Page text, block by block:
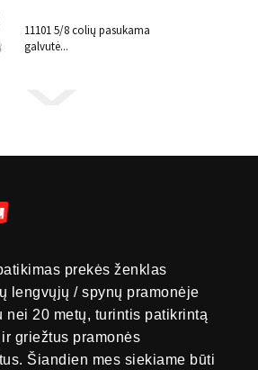
11101 5/8 colių pasukama
galvutė...
prekės ženklas
lengvųjų / spynų pramonėje
nei 20 metų, turintis patikrintą
griežtus pramonės
Šiandien mes siekiame būti